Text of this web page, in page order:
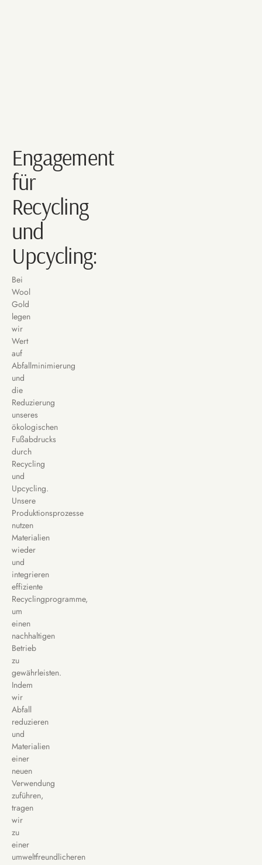
Engagement
für
Recycling
und
Upcycling:
Bei
Wool
Gold
legen
wir
Wert
auf
Abfallminimierung
und
die
Reduzierung
unseres
ökologischen
Fußabdrucks
durch
Recycling
und
Upcycling.
Unsere
Produktionsprozesse
nutzen
Materialien
wieder
und
integrieren
effiziente
Recyclingprogramme,
um
einen
nachhaltigen
Betrieb
zu
gewährleisten.
Indem
wir
Abfall
reduzieren
und
Materialien
einer
neuen
Verwendung
zuführen,
tragen
wir
zu
einer
umweltfreundlicheren